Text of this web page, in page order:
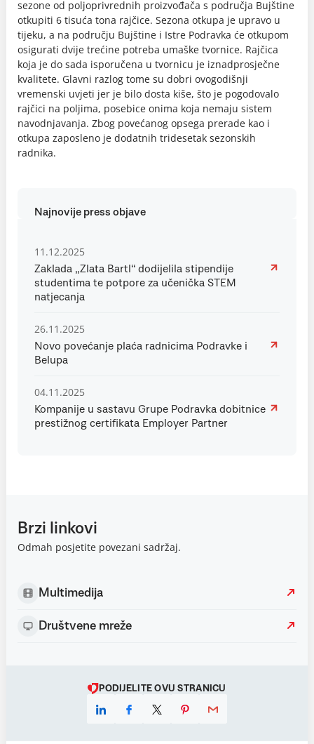
sezone od poljoprivrednih proizvođača s područja Bujštine
otkupiti 6 tisuća tona rajčice. Sezona otkupa je upravo u
tijeku, a na području Bujštine i Istre Podravka će otkupom
osigurati dvije trećine potreba umaške tvornice. Rajčica
koja je do sada isporučena u tvornicu je iznadprosječne
kvalitete. Glavni razlog tome su dobri ovogodišnji
vremenski uvjeti jer je bilo dosta kiše, što je pogodovalo
rajčici na poljima, posebice onima koja nemaju sistem
navodnjavanja. Zbog povećanog opsega prerade kao i
otkupa zaposleno je dodatnih tridesetak sezonskih
radnika.
Najnovije press objave
11.12.2025
Zaklada „Zlata Bartl“ dodijelila stipendije
studentima te potpore za učenička STEM
natjecanja
26.11.2025
Novo povećanje plaća radnicima Podravke i
Belupa
04.11.2025
Kompanije u sastavu Grupe Podravka dobitnice
prestižnog certifikata Employer Partner
Brzi linkovi
Odmah posjetite povezani sadržaj.
Multimedija
Društvene mreže
PODIJELITE OVU STRANICU